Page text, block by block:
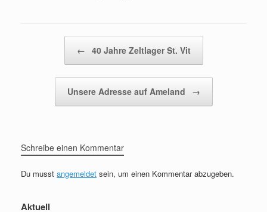
← 40 Jahre Zeltlager St. Vit
Unsere Adresse auf Ameland →
Schreibe einen Kommentar
Du musst angemeldet sein, um einen Kommentar abzugeben.
Aktuell